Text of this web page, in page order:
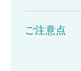
ご注意点